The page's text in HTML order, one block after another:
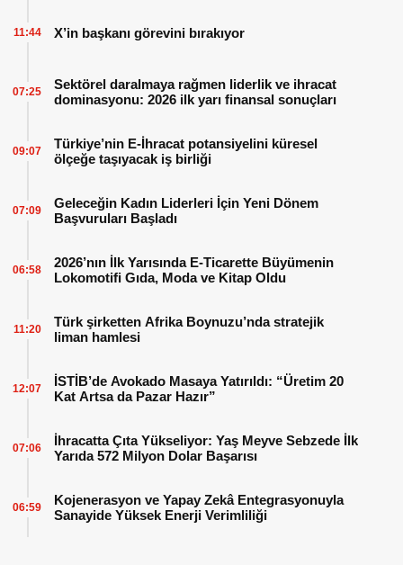
X’in başkanı görevini bırakıyor
11:44
Sektörel daralmaya rağmen liderlik ve ihracat
dominasyonu: 2026 ilk yarı finansal sonuçları
07:25
Türkiye’nin E-İhracat potansiyelini küresel
ölçeğe taşıyacak iş birliği
09:07
Geleceğin Kadın Liderleri İçin Yeni Dönem
Başvuruları Başladı
07:09
2026’nın İlk Yarısında E-Ticarette Büyümenin
Lokomotifi Gıda, Moda ve Kitap Oldu
06:58
Türk şirketten Afrika Boynuzu’nda stratejik
liman hamlesi
11:20
İSTİB’de Avokado Masaya Yatırıldı: “Üretim 20
Kat Artsa da Pazar Hazır”
12:07
İhracatta Çıta Yükseliyor: Yaş Meyve Sebzede İlk
Yarıda 572 Milyon Dolar Başarısı
07:06
Kojenerasyon ve Yapay Zekâ Entegrasyonuyla
Sanayide Yüksek Enerji Verimliliği
06:59